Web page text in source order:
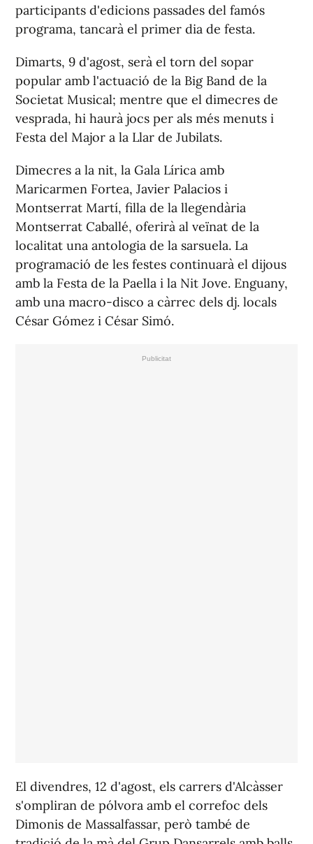
participants d'edicions passades del famós
programa, tancarà el primer dia de festa.
Dimarts, 9 d'agost, serà el torn del sopar
popular amb l'actuació de la Big Band de la
Societat Musical; mentre que el dimecres de
vesprada, hi haurà jocs per als més menuts i
Festa del Major a la Llar de Jubilats.
Dimecres a la nit, la Gala Lírica amb
Maricarmen Fortea, Javier Palacios i
Montserrat Martí, filla de la llegendària
Montserrat Caballé, oferirà al veïnat de la
localitat una antologia de la sarsuela. La
programació de les festes continuarà el dijous
amb la Festa de la Paella i la Nit Jove. Enguany,
amb una macro-disco a càrrec dels dj. locals
César Gómez i César Simó.
El divendres, 12 d'agost, els carrers d'Alcàsser
s'ompliran de pólvora amb el correfoc dels
Dimonis de Massalfassar, però també de